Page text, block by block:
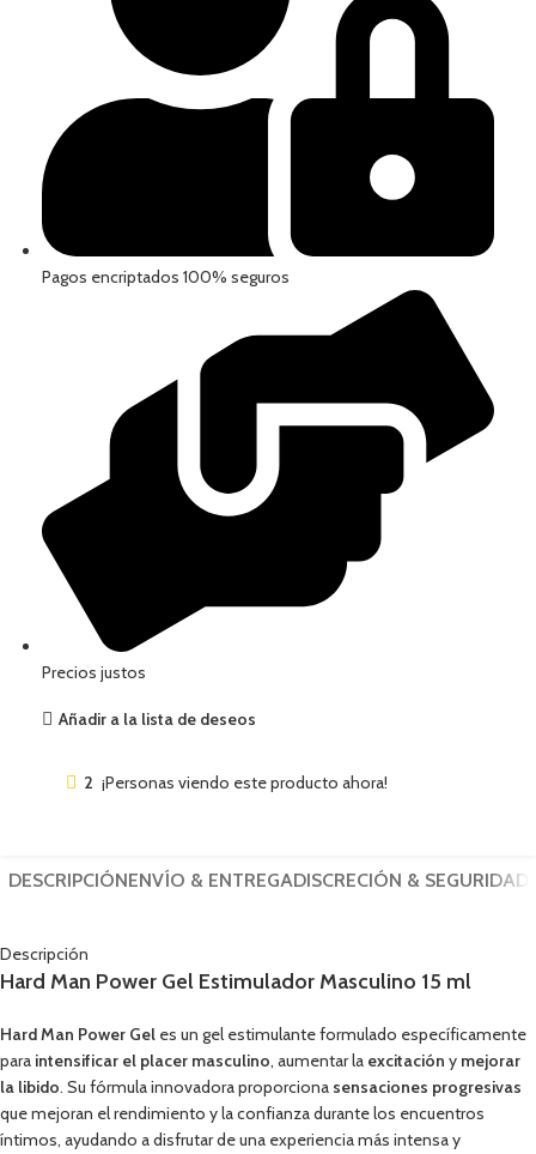
Pagos encriptados 100% seguros
Precios justos
Añadir a la lista de deseos
2 ¡Personas viendo este producto ahora!
DESCRIPCIÓNENVÍO & ENTREGADISCRECIÓN & SEGURIDAD
Descripción
Hard Man Power Gel Estimulador Masculino 15 ml
Hard Man Power Gel es un gel estimulante formulado específicamente
para intensificar el placer masculino, aumentar la excitación y mejorar
la libido. Su fórmula innovadora proporciona sensaciones progresivas
que mejoran el rendimiento y la confianza durante los encuentros
íntimos, ayudando a disfrutar de una experiencia más intensa y